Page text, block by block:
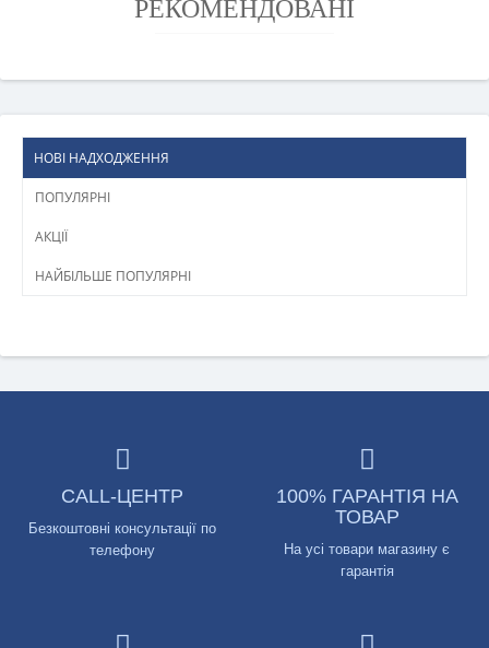
РЕКОМЕНДОВАНІ
НОВІ НАДХОДЖЕННЯ
ПОПУЛЯРНІ
АКЦІЇ
НАЙБІЛЬШЕ ПОПУЛЯРНІ
CALL-ЦЕНТР
Безкоштовні консультації по
телефону
100% ГАРАНТІЯ НА
ТОВАР
На усі товари магазину є
гарантія